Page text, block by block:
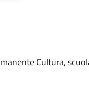
Cultura,